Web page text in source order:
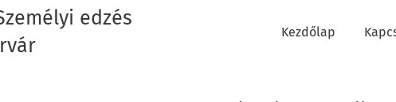
edzés
Kezdőlap